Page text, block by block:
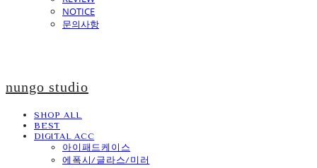
NOTICE
문의사항
nungo studio
SHOP ALL
BEST
DIGITAL ACC
아이패드케이스
에폭시/글라스/미러